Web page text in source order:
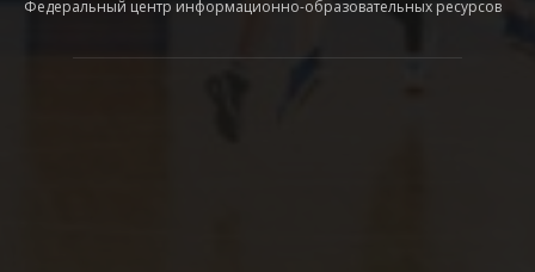
Федеральный центр информационно-образовательных ресурсов